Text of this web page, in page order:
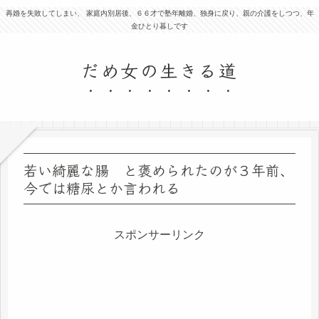
再婚を失敗してしまい、 家庭内別居後、６６才で塾年離婚、独身に戻り、親の介護をしつつ、年
金ひとり暮しです
だめ女の生きる道
若い綺麗な腸 と褒められたのが３年前、
今では糖尿とか言われる
スポンサーリンク